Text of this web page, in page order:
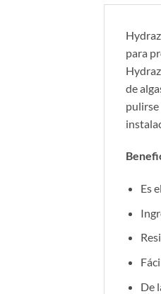
para
de
pulirse
Es
De